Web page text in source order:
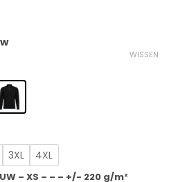
3XL 4XL
WISSEN
– XS – – – +/- 220 g/m²